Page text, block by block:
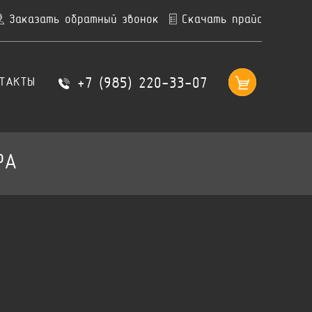
Заказать обратный звонок Скачать прайс
+7 (985) 220-33-07